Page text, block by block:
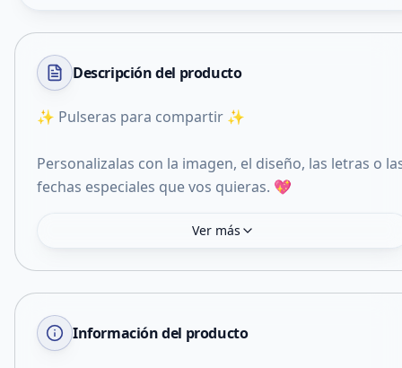
Descripción del producto
✨ Pulseras para compartir ✨
Personalizalas con la imagen, el diseño, las letras o
fechas especiales que vos quieras. 💖
Ver más
Información del producto